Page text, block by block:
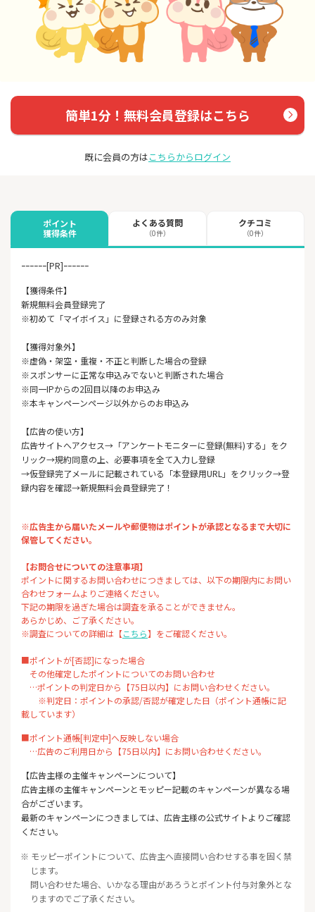
簡単1分！無料会員登録はこちら
既に会員の方はこちらからログイン
ポイント
獲得条件
よくある質問
（0件）
クチコミ
（0件）
ｰｰｰｰｰｰ[PR]ｰｰｰｰｰｰ
【獲得条件】
新規無料会員登録完了
※初めて「マイボイス」に登録される方のみ対象
【獲得対象外】
※虚偽・架空・重複・不正と判断した場合の登録
※スポンサーに正常な申込みでないと判断された場合
※同一IPからの2回目以降のお申込み
※本キャンペーンページ以外からのお申込み
【広告の使い方】
広告サイトへアクセス→「アンケートモニターに登録(無料)する」をク
リック→規約同意の上、必要事項を全て入力し登録
→仮登録完了メールに記載されている「本登録用URL」をクリック→登
録内容を確認→新規無料会員登録完了！
※広告主から届いたメールや郵便物はポイントが承認となるまで大切に
保管してください。
【お問合せについての注意事項】
ポイントに関するお問い合わせにつきましては、以下の期限内にお問い
合わせフォームよりご連絡ください。
下記の期限を過ぎた場合は調査を承ることができません。
あらかじめ、ご了承ください。
※調査についての詳細は【こちら】をご確認ください。
■ポイントが[否認]になった場合
その他確定したポイントについてのお問い合わせ
…ポイントの判定日から【75日以内】にお問い合わせください。
※判定日：ポイントの承認/否認が確定した日（ポイント通帳に記
載しています）
■ポイント通帳[判定中]へ反映しない場合
…広告のご利用日から【75日以内】にお問い合わせください。
【広告主様の主催キャンペーンについて】
広告主様の主催キャンペーンとモッピー記載のキャンペーンが異なる場
合がございます。
最新のキャンペーンにつきましては、広告主様の公式サイトよりご確認
ください。
※ モッピーポイントについて、広告主へ直接問い合わせする事を固く禁
じます。
問い合わせた場合、いかなる理由があろうとポイント付与対象外とな
りますのでご了承ください。